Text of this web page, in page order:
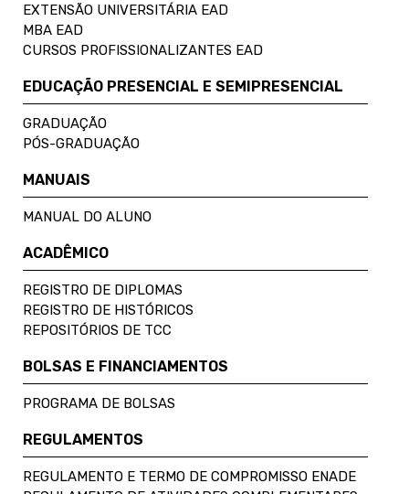
EXTENSÃO UNIVERSITÁRIA EAD
MBA EAD
CURSOS PROFISSIONALIZANTES EAD
EDUCAÇÃO PRESENCIAL E SEMIPRESENCIAL
GRADUAÇÃO
PÓS-GRADUAÇÃO
MANUAIS
MANUAL DO ALUNO
ACADÊMICO
REGISTRO DE DIPLOMAS
REGISTRO DE HISTÓRICOS
REPOSITÓRIOS DE TCC
BOLSAS E FINANCIAMENTOS
PROGRAMA DE BOLSAS
REGULAMENTOS
REGULAMENTO E TERMO DE COMPROMISSO ENADE